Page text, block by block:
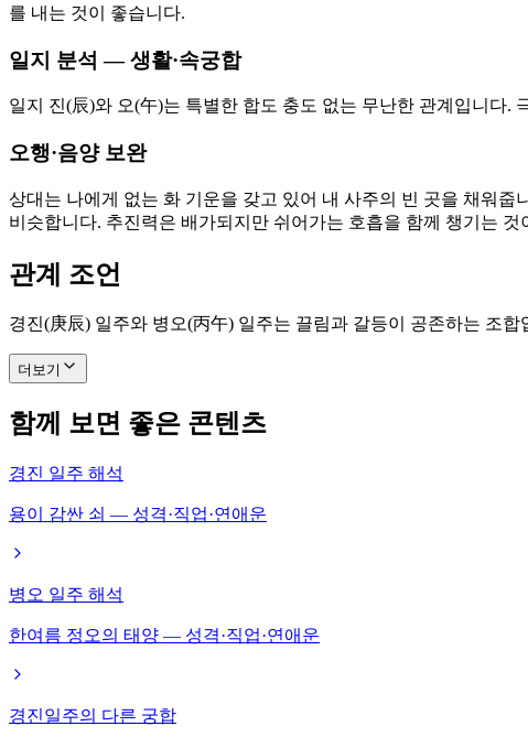
를 내는 것이 좋습니다.
일지 분석 — 생활·속궁합
일지 진(辰)와 오(午)는 특별한 합도 충도 없는 무난한 관계입니다.
오행·음양 보완
상대는 나에게 없는 화 기운을 갖고 있어 내 사주의 빈 곳을 채워
비슷합니다. 추진력은 배가되지만 쉬어가는 호흡을 함께 챙기는 것
관계 조언
경진(庚辰) 일주와 병오(丙午) 일주는 끌림과 갈등이 공존하는 조
더보기
함께 보면 좋은 콘텐츠
경진 일주 해석
용이 감싼 쇠 — 성격·직업·연애운
병오 일주 해석
한여름 정오의 태양 — 성격·직업·연애운
경진일주의 다른 궁합